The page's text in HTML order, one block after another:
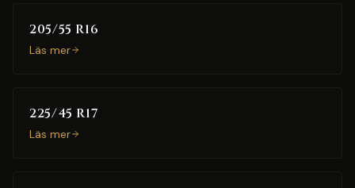
205/55 R16
Läs mer
225/45 R17
Läs mer